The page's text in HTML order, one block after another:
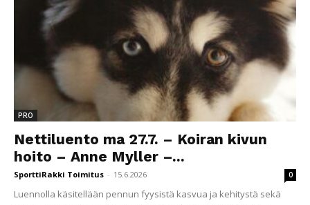
PRO
Nettiluento ma 27.7. – Koiran kivun
hoito – Anne Myller –...
SporttiRakki Toimitus - 15.6.2026 0
Luennolla käsitellään pennun fyysistä kasvua ja kehitystä sekä